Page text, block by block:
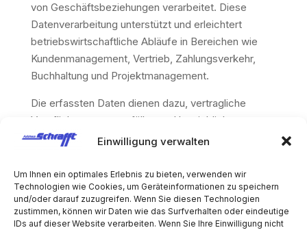
Einwilligung verwalten
Um Ihnen ein optimales Erlebnis zu bieten, verwenden wir
Technologien wie Cookies, um Geräteinformationen zu speichern
und/oder darauf zuzugreifen. Wenn Sie diesen Technologien
zustimmen, können wir Daten wie das Surfverhalten oder eindeutige
IDs auf dieser Website verarbeiten. Wenn Sie Ihre Einwilligung nicht
von Geschäftsbeziehungen verarbeitet. Diese
Datenverarbeitung unterstützt und erleichtert
betriebswirtschaftliche Abläufe in Bereichen wie
Kundenmanagement, Vertrieb, Zahlungsverkehr,
Buchhaltung und Projektmanagement.
Die erfassten Daten dienen dazu, vertragliche
Verpflichtungen zu erfüllen und betriebliche
Prozesse effizient zu gestalten. Hierzu gehört die
Management von Kundenbeziehungen, die
Optimierung von Vertriebsstrategien sowie die
Gewährleistung interner Rechnungs- und
Finanzprozesse. Zusätzlich unterstützen die Daten